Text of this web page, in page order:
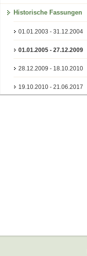
Historische Fassungen
01.01.2003 - 31.12.2004
01.01.2005 - 27.12.2009
28.12.2009 - 18.10.2010
19.10.2010 - 21.06.2017